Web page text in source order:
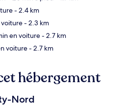
- 2.4 km
voiture- 2.3 km
en voiture- 2.7 km
voiture- 2.7 km
hébergement
Nord